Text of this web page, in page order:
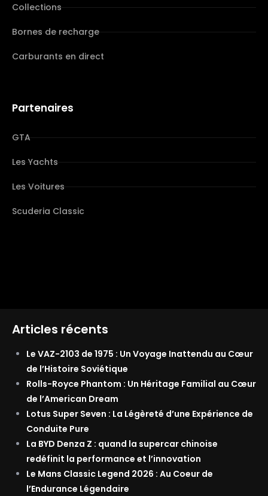
Collections
Bornes de recharge
Carburants en direct
Partenaires
GTA
Les Yachts
Les Voitures
Scuderia Classic
Articles récents
Le VAZ-2103 de 1975 : Un Voyage Inattendu au Cœur
de l’Histoire Soviétique
Rolls-Royce Phantom : Un Héritage Familial au Cœur
de l’American Dream
Lotus Super Seven : La Légèreté d’une Expérience de
Conduite Pure
La BYD Denza Z : quand la supercar chinoise
redéfinit la performance et l’innovation
Le Mans Classic Legend 2026 : Au Coeur de
l’Endurance Légendaire